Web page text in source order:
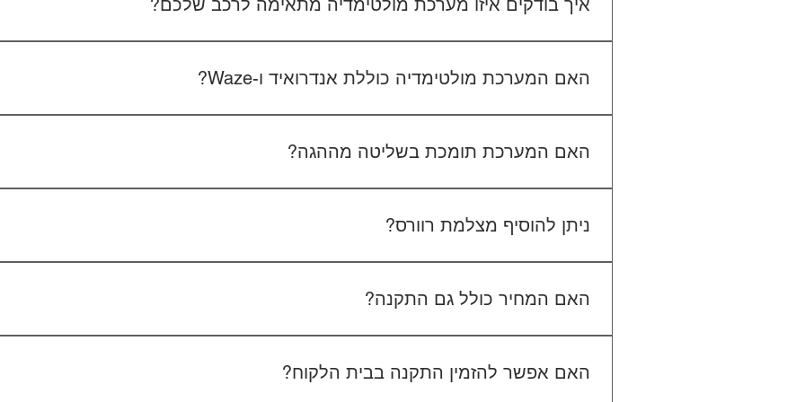
איך בודקים איזו מערכת מולטימדיה מתאימה לרכב שלכם?
האם המערכת מולטימדיה כוללת אנדרואיד ו-Waze?
האם המערכת תומכת בשליטה מההגה?
ניתן להוסיף מצלמת רוורס?
האם המחיר כולל גם התקנה?
האם אפשר להזמין התקנה בבית הלקוח?